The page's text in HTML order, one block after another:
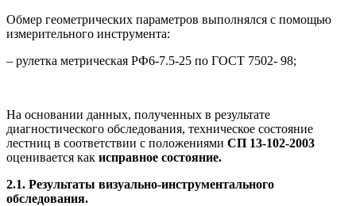
Обмер геометрических параметров выполнялся с помощью
измерительного инструмента:
– рулетка метрическая РФ6-7.5-25 по ГОСТ 7502- 98;
На основании данных, полученных в результате
диагностического обследования, техническое состояние
лестниц в соответствии с положениями СП 13-102-2003
оценивается как исправное состояние.
2.1. Результаты визуально-инструментального
обследования.